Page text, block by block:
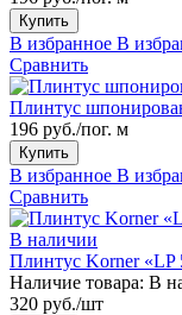
Купить
В избранное В
Сравнить
Плинтус
196 руб./пог. м
Купить
В избранное В
Сравнить
В наличии
Плинтус Korner «LP
Наличие товара: В
320 руб./шт